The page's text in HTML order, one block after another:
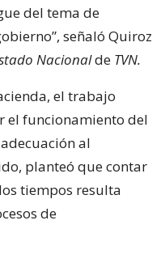
del tema de
señaló Quiroz
Nacionalde TVN.
el trabajo
el funcionamiento del
al
planteó que contar
tiempos resulta
de